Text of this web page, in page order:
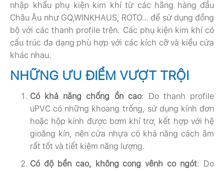
nhập khẩu phụ kiện kim khí từ các hãng hàng đầu
Châu Âu như GQ,WINKHAUS, ROTO… để sử dụng đồng
bộ với các thanh profile trên. Các phụ kiện kim khí có
cấu trúc đa dạng phù hợp với các kích cỡ và kiểu cửa
khác nhau.
NHỮNG ƯU ĐIỂM VƯỢT TRỘI
Có khả năng chống ồn cao: Do thanh profile
uPVC có những khoang trống, sử dụng kính đơn
hoặc hộp kính được bơm khí trơ, kết hợp với hệ
gioăng kín, nên cửa nhựa có khả năng cách âm
rất tốt và tiết kiệm năng lượng.
Có độ bền cao, không cong vênh co ngót: Do